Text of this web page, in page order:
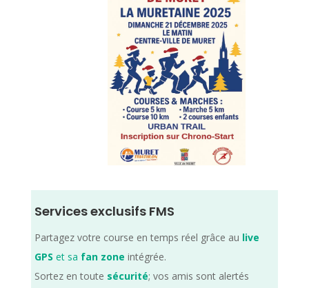
Services exclusifs FMS
Partagez votre course en temps réel grâce au live
GPS et sa fan zone intégrée.
Sortez en toute sécurité; vos amis sont alertés